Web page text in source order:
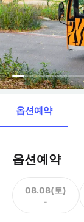
옵션예약
옵션예약
08.08(토)
-